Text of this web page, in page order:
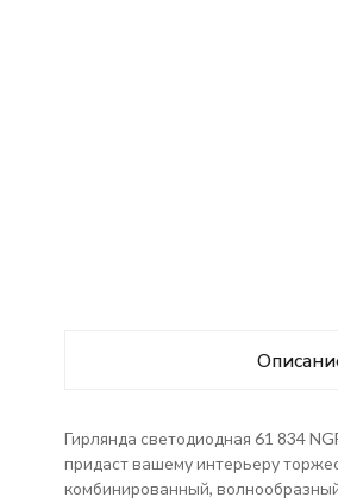
Гирлянда светодиодная 61 834
придаст вашему интерьеру
комбинированный,